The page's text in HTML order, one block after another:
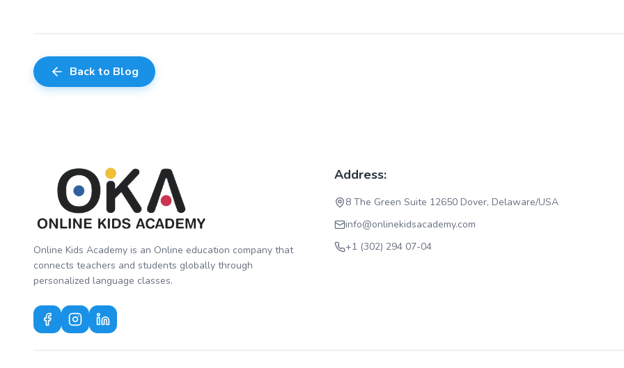
Back to Blog
Online Kids Academy is an Online education company that
connects teachers and students globally through
personalized language classes.
Address:
8 The Green Suite 12650 Dover, Delaware/USA
info@onlinekidsacademy.com
+1 (302) 294 07-04